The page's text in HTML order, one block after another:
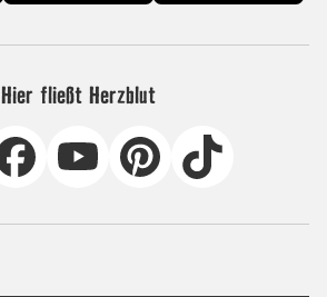
Hier fließt Herzblut